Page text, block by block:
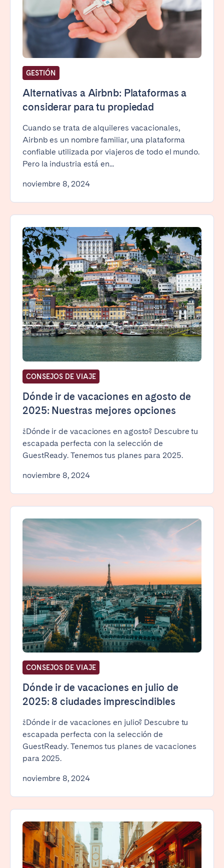
GESTIÓN
Alternativas a Airbnb: Plataformas a
considerar para tu propiedad
Cuando se trata de alquileres vacacionales,
Airbnb es un nombre familiar, una plataforma
confiable utilizada por viajeros de todo el mundo.
Pero la industria está en...
noviembre 8, 2024
CONSEJOS DE VIAJE
Dónde ir de vacaciones en agosto de
2025: Nuestras mejores opciones
¿Dónde ir de vacaciones en agosto? Descubre tu
escapada perfecta con la selección de
GuestReady. Tenemos tus planes para 2025.
noviembre 8, 2024
CONSEJOS DE VIAJE
Dónde ir de vacaciones en julio de
2025: 8 ciudades imprescindibles
¿Dónde ir de vacaciones en julio? Descubre tu
escapada perfecta con la selección de
GuestReady. Tenemos tus planes de vacaciones
para 2025.
noviembre 8, 2024